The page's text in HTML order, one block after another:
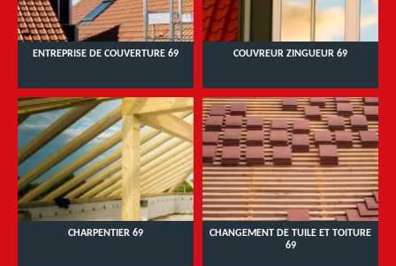
ENTREPRISE DE COUVERTURE 69 COUVREUR ZINGUEUR 69
CHARPENTIER 69
CHANGEMENT DE TUILE ET TOITURE
69